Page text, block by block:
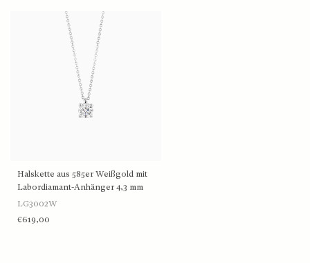
Halskette aus 585er Weißgold mit
Labordiamant-Anhänger 4,3 mm
LG3002W
€619,00